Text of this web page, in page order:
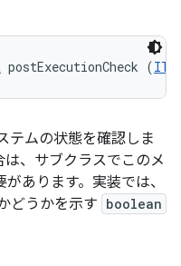
postExecutionCheck (
テムの状態を確認しま
、サブクラスでこのメ
あります。実装では、
どうかを示す boolean